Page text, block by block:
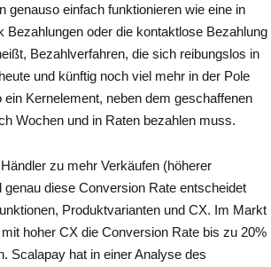
genauso einfach funktionieren wie eine in
oder die kontaktlose Bezahlung
Bezahlverfahren, die sich reibungslos in
und künftig noch viel mehr in der Pole
Kernelement, neben dem geschaffenen
Wochen und in Raten bezahlen muss.
zu mehr Verkäufen (höherer
diese Conversion Rate entscheidet
Produktvarianten und CX. Im Markt
hoher CX die Conversion Rate bis zu 20%
Scalapay hat in einer Analyse des